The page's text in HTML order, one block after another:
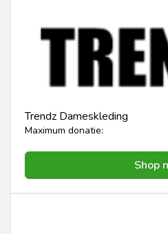
Trendz Dameskleding
Maximum donatie:
Shop